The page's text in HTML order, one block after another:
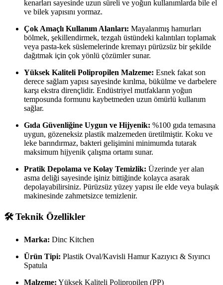
kenarları sayesinde uzun süreli ve yoğun kullanımlarda bile el
ve bilek yapısını yormaz.
Çok Amaçlı Kullanım Alanları: Mayalanmış hamurları
bölmek, şekillendirmek, tezgah üstündeki kalıntıları toplamak
veya pasta-kek süslemelerinde kremayı pürüzsüz bir şekilde
dağıtmak için çok yönlü çözümler sunar.
Yüksek Kaliteli Polipropilen Malzeme: Esnek fakat son
derece sağlam yapısı sayesinde kırılma, bükülme ve darbelere
karşı ekstra dirençlidir. Endüstriyel mutfakların yoğun
temposunda formunu kaybetmeden uzun ömürlü kullanım
sağlar.
Gıda Güvenliğine Uygun ve Hijyenik: %100 gıda temasına
uygun, gözeneksiz plastik malzemeden üretilmiştir. Koku ve
leke barındırmaz, bakteri gelişimini minimumda tutarak
maksimum hijyenik çalışma ortamı sunar.
Pratik Depolama ve Kolay Temizlik: Üzerinde yer alan
asma deliği sayesinde işiniz bittiğinde kolayca asarak
depolayabilirsiniz. Pürüzsüz yüzey yapısı ile elde veya bulaşık
makinesinde zahmetsizce temizlenir.
🛠️ Teknik Özellikler
Marka: Dinc Kitchen
Ürün Tipi: Plastik Oval/Kavisli Hamur Kazıyıcı & Sıyırıcı
Spatula
Malzeme: Yüksek Kaliteli Polipropilen (PP)